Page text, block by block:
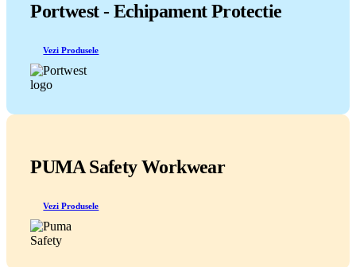
Portwest - Echipament Protectie
Vezi Produsele
PUMA Safety Workwear
Vezi Produsele